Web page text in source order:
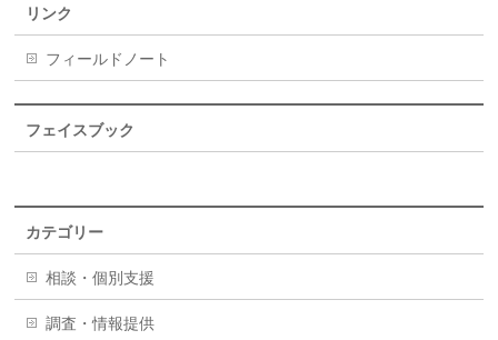
リンク
フィールドノート
フェイスブック
カテゴリー
相談・個別支援
調査・情報提供